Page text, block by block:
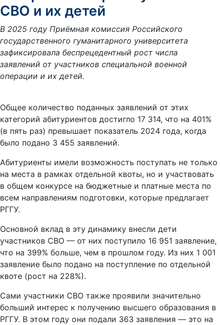
СВО и их детей
В 2025 году Приёмная комиссия Российского
государственного гуманитарного университета
зафиксировала беспрецедентный рост числа
заявлений от участников специальной военной
операции и их детей.
Общее количество поданных заявлений от этих
категорий абитуриентов достигло 17 314, что на 401%
(в пять раз) превышает показатель 2024 года, когда
было подано 3 455 заявлений.
Абитуриенты имели возможность поступать не только
на места в рамках отдельной квоты, но и участвовать
в общем конкурсе на бюджетные и платные места по
всем направлениям подготовки, которые предлагает
РГГУ.
Основной вклад в эту динамику внесли дети
участников СВО — от них поступило 16 951 заявление,
что на 399% больше, чем в прошлом году. Из них 1 001
заявление было подано на поступление по отдельной
квоте (рост на 228%).
Сами участники СВО также проявили значительно
больший интерес к получению высшего образования в
РГГУ. В этом году они подали 363 заявления — это на